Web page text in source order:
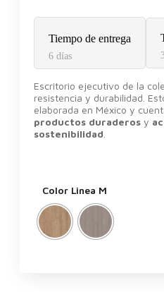
Tiempo de entrega
6 días
Escritorio ejecutivo de la
resistencia y durabilidad.
elaborada en México y
productos duraderos y
sostenibilidad.
Color Linea M